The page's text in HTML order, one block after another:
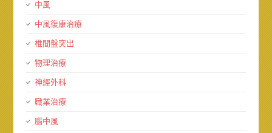
中風
中風復康治療
椎間盤突出
物理治療
神經外科
職業治療
腦中風